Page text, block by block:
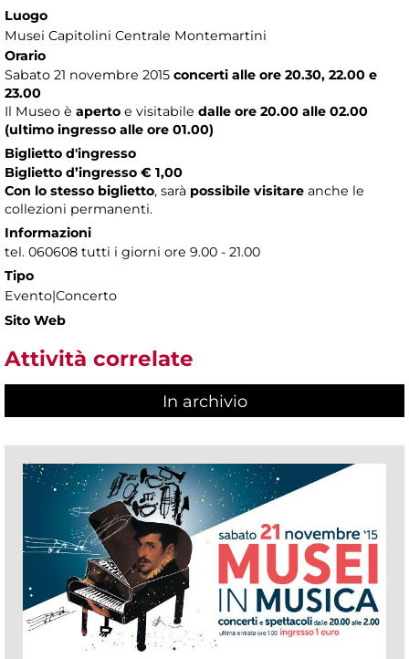
Luogo
Musei Capitolini Centrale Montemartini
Orario
Sabato 21 novembre 2015 concerti alle ore 20.30, 22.00 e
23.00
Il Museo è aperto e visitabile dalle ore 20.00 alle 02.00
(ultimo ingresso alle ore 01.00)
Biglietto d'ingresso
Biglietto d’ingresso € 1,00
Con lo stesso biglietto, sarà possibile visitare anche le
collezioni permanenti.
Informazioni
tel. 060608 tutti i giorni ore 9.00 - 21.00
Tipo
Evento|Concerto
Sito Web
Attività correlate
In archivio